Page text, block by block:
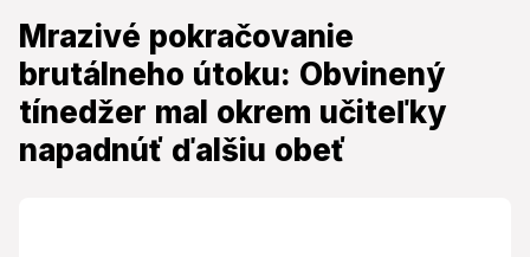
Mrazivé pokračovanie
brutálneho útoku: Obvinený
tínedžer mal okrem učiteľky
napadnúť ďalšiu obeť
Mrazivé pokračovanie brutálneho
útoku: Obvinený tínedžer mal
okrem učiteľky napadnúť ďalšiu
obeť